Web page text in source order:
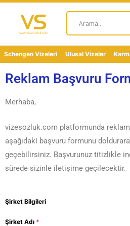
Schengen Vizeleri Ulusal Vizeler
Reklam Başvuru
Merhaba,
vizesozluk.com platformunda
aşağıdaki başvuru formunu
geçebilirsiniz. Başvurunuz titizlikle
sürede sizinle iletişime geçilecektir.
Şirket Bilgileri
Şirket Adı *